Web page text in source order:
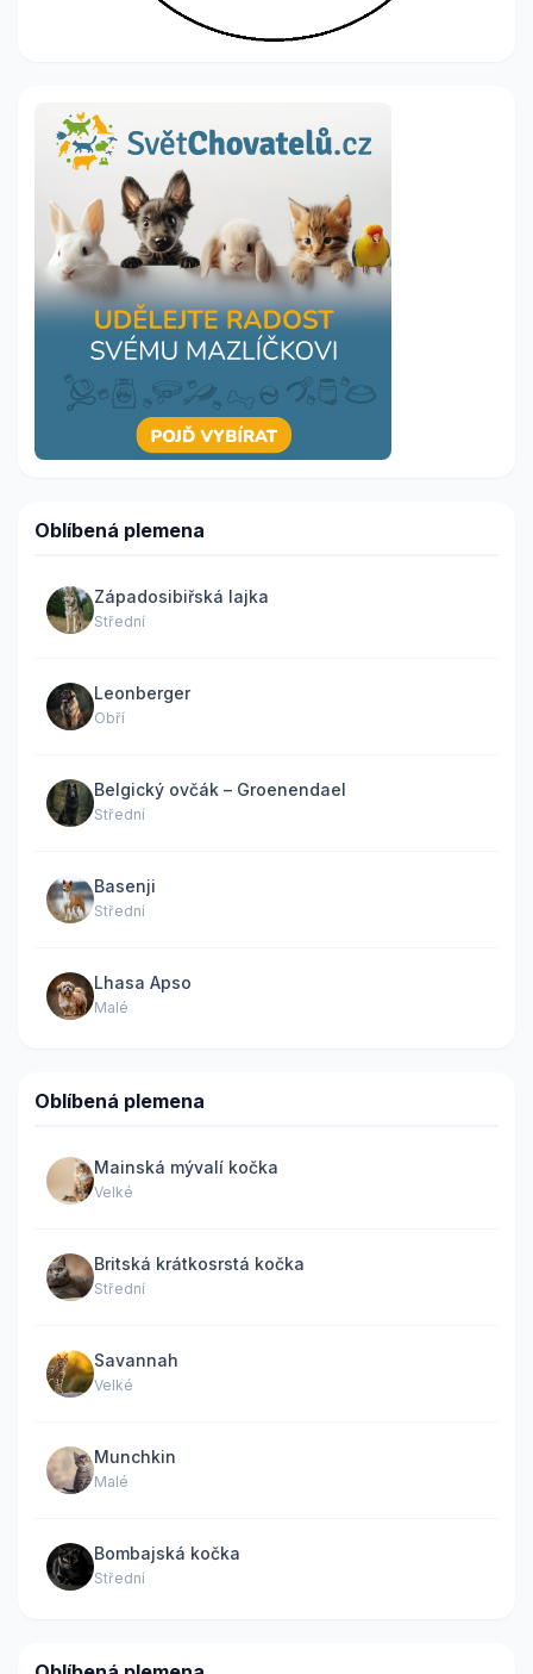
Oblíbená plemena
Západosibiřská lajka
Střední
Leonberger
Obří
Belgický ovčák – Groenendael
Střední
Basenji
Střední
Lhasa Apso
Malé
Oblíbená plemena
Mainská mývalí kočka
Velké
Britská krátkosrstá kočka
Střední
Savannah
Velké
Munchkin
Malé
Bombajská kočka
Střední